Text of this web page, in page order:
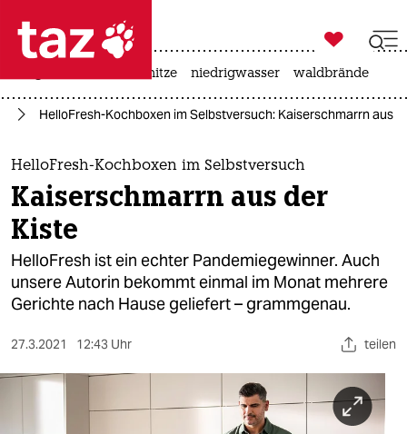
 taz zahl ich
taz zahl ich
themen
politik
öko
gesellschaft
sport

taz zahl ich
hitze niedrigwasser waldbrände
HelloFresh-Kochboxen im Selbstversuch: Kaiserschmarrn aus
HelloFresh-Kochboxen im Selbstversuch
Kaiserschmarrn aus der
Kiste
HelloFresh ist ein echter Pandemiegewinner. Auch
unsere Autorin bekommt einmal im Monat mehrere
Gerichte nach Hause geliefert – grammgenau.
27.3.2021 12:43 Uhr teilen